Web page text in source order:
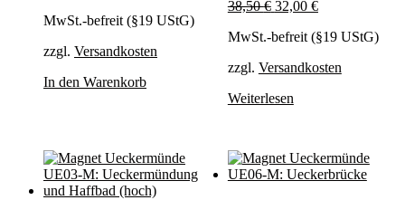
MwSt.-befreit (§19 UStG)
zzgl. Versandkosten
In den Warenkorb
38,50€ Ursprünglicher
war:
32,00 €Aktueller
ist:
MwSt.-befreit (§19 UStG)
zzgl. Versandkosten
Weiterlesen